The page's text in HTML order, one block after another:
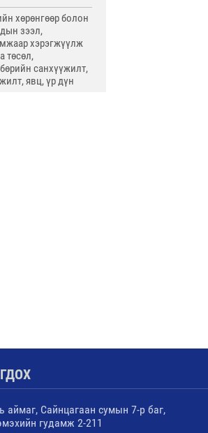
хөрөнгөөр болон
зээл,
хэрэгжүүлж
төсөл,
санхүүжилт,
явц, үр дүн
аймаг, Сайнцагаан сумын 7-р баг,
гудамж 2-211